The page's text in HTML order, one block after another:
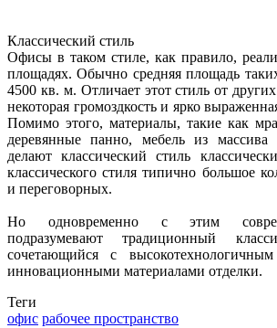
Классический стиль
Офисы в таком стиле, как правило,
площадях. Обычно средняя площадь
4500 кв. м. Отличает этот стиль от других
некоторая громоздкость и ярко
Помимо этого, материалы, такие как
деревянные панно, мебель из
делают классический стиль
классического стиля типично большое
и переговорных.
Но одновременно с этим
подразумевают традиционный
сочетающийся с
инновационными материалами отделки.
Теги
офис рабочее пространство